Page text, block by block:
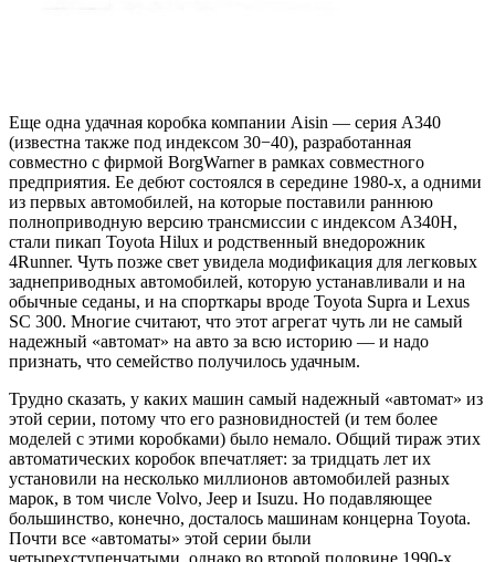
Еще одна удачная коробка компании Aisin — серия A340
(известна также под индексом 30−40), разработанная
совместно с фирмой BorgWarner в рамках совместного
предприятия. Ее дебют состоялся в середине 1980-х, а одними
из первых автомобилей, на которые поставили раннюю
полноприводную версию трансмиссии с индексом А340H,
стали пикап Toyota Hilux и родственный внедорожник
4Runner. Чуть позже свет увидела модификация для легковых
заднеприводных автомобилей, которую устанавливали и на
обычные седаны, и на спорткары вроде Toyota Supra и Lexus
SC 300. Многие считают, что этот агрегат чуть ли не самый
надежный «автомат» на авто за всю историю — и надо
признать, что семейство получилось удачным.
Трудно сказать, у каких машин самый надежный «автомат» из
этой серии, потому что его разновидностей (и тем более
моделей с этими коробками) было немало. Общий тираж этих
автоматических коробок впечатляет: за тридцать лет их
установили на несколько миллионов автомобилей разных
марок, в том числе Volvo, Jeep и Isuzu. Но подавляющее
большинство, конечно, досталось машинам концерна Toyota.
Почти все «автоматы» этой серии были
четырехступенчатыми, однако во второй половине 1990-х